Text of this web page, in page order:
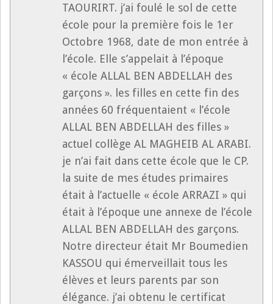
TAOURIRT. j’ai foulé le sol de cette
école pour la première fois le 1er
Octobre 1968, date de mon entrée à
l’école. Elle s’appelait à l’époque
« école ALLAL BEN ABDELLAH des
garçons ». les filles en cette fin des
années 60 fréquentaient « l’école
ALLAL BEN ABDELLAH des filles »
actuel collège AL MAGHEIB AL ARABI.
je n’ai fait dans cette école que le CP.
la suite de mes études primaires
était à l’actuelle « école ARRAZI » qui
était à l’époque une annexe de l’école
ALLAL BEN ABDELLAH des garçons.
Notre directeur était Mr Boumedien
KASSOU qui émerveillait tous les
élèves et leurs parents par son
élégance. j’ai obtenu le certificat